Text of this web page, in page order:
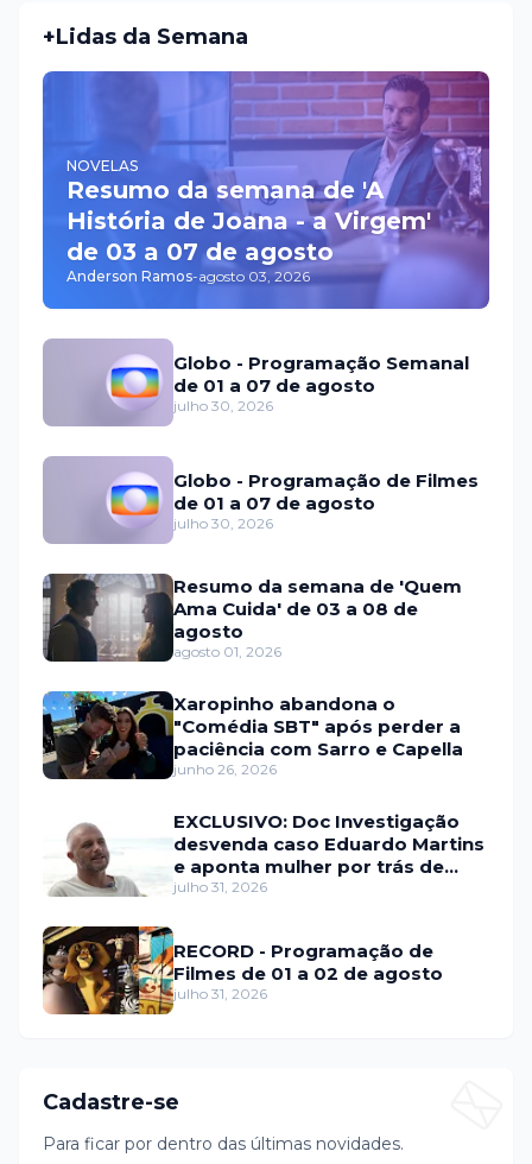
+Lidas da Semana
NOVELAS
Resumo da semana de 'A
História de Joana - a Virgem'
de 03 a 07 de agosto
Anderson Ramos-agosto 03, 2026
Globo - Programação Semanal
de 01 a 07 de agosto
julho 30, 2026
Globo - Programação de Filmes
de 01 a 07 de agosto
julho 30, 2026
Resumo da semana de 'Quem
Ama Cuida' de 03 a 08 de
agosto
agosto 01, 2026
Xaropinho abandona o
"Comédia SBT" após perder a
paciência com Sarro e Capella
junho 26, 2026
EXCLUSIVO: Doc Investigação
desvenda caso Eduardo Martins
e aponta mulher por trás de
fraude internacional
julho 31, 2026
RECORD - Programação de
Filmes de 01 a 02 de agosto
julho 31, 2026
Cadastre-se
Para ficar por dentro das últimas novidades.